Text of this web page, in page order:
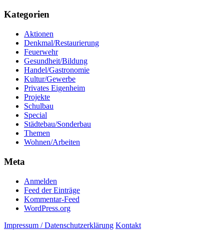
Kategorien
Aktionen
Denkmal/Restaurierung
Feuerwehr
Gesundheit/Bildung
Handel/Gastronomie
Kultur/Gewerbe
Privates Eigenheim
Projekte
Schulbau
Special
Städtebau/Sonderbau
Themen
Wohnen/Arbeiten
Meta
Anmelden
Feed der Einträge
Kommentar-Feed
WordPress.org
Impressum / Datenschutzerklärung Kontakt